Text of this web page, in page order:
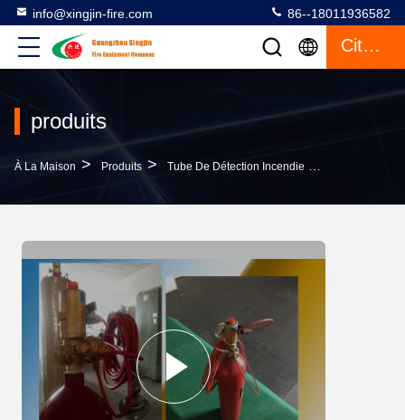
info@xingjin-fire.com 86--18011936582
Citation
produits
À La Maison > Produits > Tube De Détection Incendie >